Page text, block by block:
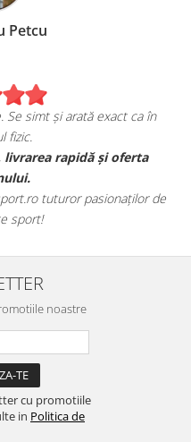
Petcu
Se simt și arată exact ca în
fizic.
livrarea rapidă și oferta
tuturor pasionaților de
sport!
noastre
cu promotiile
in Politica de